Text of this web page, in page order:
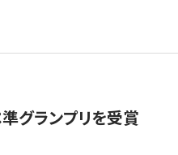
グランプリを受賞